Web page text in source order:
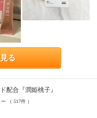
る
配合『潤姫桃子』
（ 517件 ）